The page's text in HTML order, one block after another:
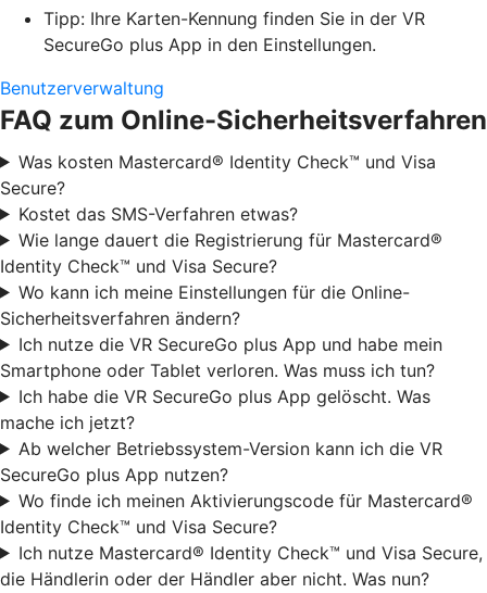
Tipp: Ihre Karten-Kennung finden Sie in der VR
SecureGo plus App in den Einstellungen.
Benutzerverwaltung
FAQ zum Online-Sicherheitsverfahren
Was kosten Mastercard® Identity Check™ und Visa
Secure?
Kostet das SMS-Verfahren etwas?
Wie lange dauert die Registrierung für Mastercard®
Identity Check™ und Visa Secure?
Wo kann ich meine Einstellungen für die Online-
Sicherheitsverfahren ändern?
Ich nutze die VR SecureGo plus App und habe mein
Smartphone oder Tablet verloren. Was muss ich tun?
Ich habe die VR SecureGo plus App gelöscht. Was
mache ich jetzt?
Ab welcher Betriebssystem-Version kann ich die VR
SecureGo plus App nutzen?
Wo finde ich meinen Aktivierungscode für Mastercard®
Identity Check™ und Visa Secure?
Ich nutze Mastercard® Identity Check™ und Visa Secure,
die Händlerin oder der Händler aber nicht. Was nun?